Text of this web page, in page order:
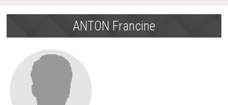
ANTON Francine